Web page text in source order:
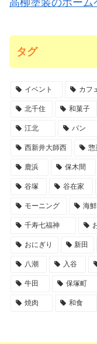
タグ
イベント カフ
北千住 和菓子
江北 パン
西新井大師西 惣
鹿浜 保木間
谷塚 谷在家
モーニング 海鮮
千寿七福神
おにぎり 新田
八潮 入谷
牛田 保塚町
焼肉 和食